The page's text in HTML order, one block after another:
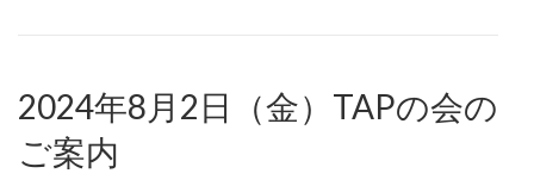
2024年8月2日（金）TAPの会の
ご案内